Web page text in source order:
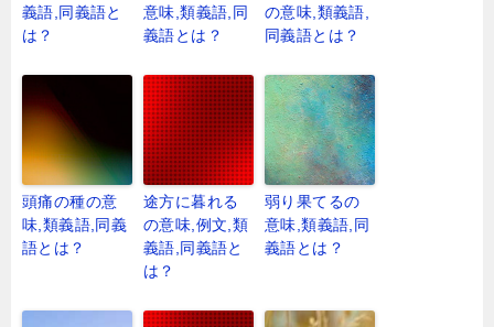
義語,同義語と
は？
意味,類義語,同
義語とは？
の意味,類義語,
同義語とは？
頭痛の種の意
味,類義語,同義
語とは？
途方に暮れる
の意味,例文,類
義語,同義語と
は？
弱り果てるの
意味,類義語,同
義語とは？